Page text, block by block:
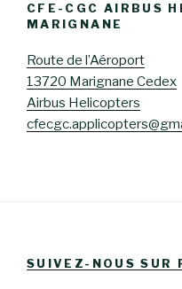
CFE-CGC AIRBUS
MARIGNANE
Route de l’Aéroport
13720 Marignane Cedex
Airbus Helicopters
SUIVEZ-NOUS SUR